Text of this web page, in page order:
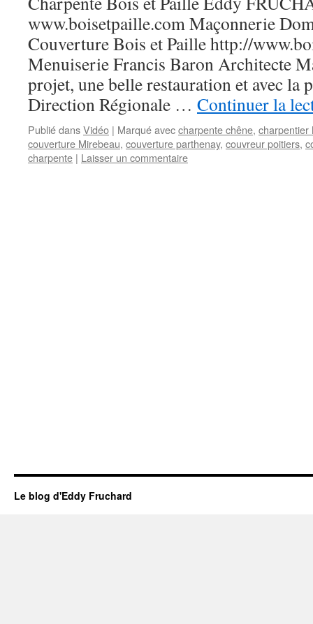
www.boisetpaille.com Maçonnerie
Couverture Bois et Paille http://
Menuiserie Francis Baron Architecte
projet, une belle restauration et avec la
Direction Régionale … Continuer la
Publié dansVidéo | Marqué aveccharpente chêne, charpentier
couverture Mirebeau, couverture parthenay, couvreur poitiers,
charpente | Laisser un commentaire
Le blog d'Eddy Fruchard